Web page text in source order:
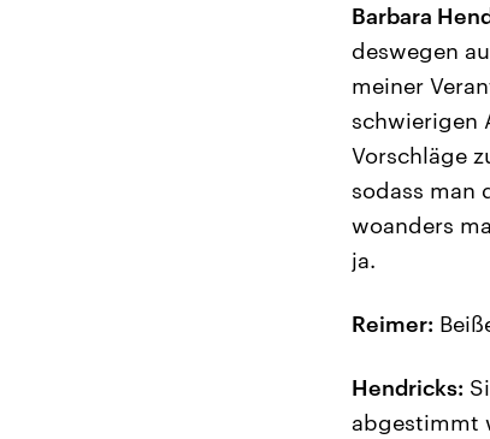
Barbara
deswegen
meiner
schwierigen
Vorschläge
sodass man
woanders
ja.
Reimer:
Hendricks:
abgestimmt